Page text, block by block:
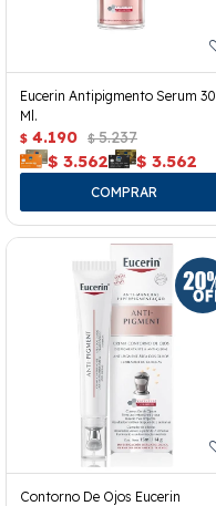
Eucerin Antipigmento Serum 30
Ml.
$ 4.190 $ 5.237
$ 3.562 $ 3.562
Contorno De Ojos Eucerin